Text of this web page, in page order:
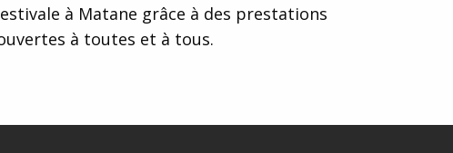
à Matane grâce à des prestations
à toutes et à tous.